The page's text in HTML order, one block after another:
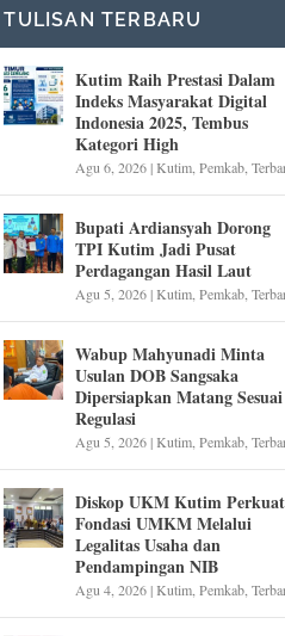
TULISAN TERBARU
Kutim Raih Prestasi Dalam
Indeks Masyarakat Digital
Indonesia 2025, Tembus
Kategori High
Agu 6, 2026|Kutim,Pemkab,
Bupati Ardiansyah Dorong
TPI Kutim Jadi Pusat
Perdagangan Hasil Laut
Agu 5, 2026|Kutim,Pemkab,
Wabup Mahyunadi Minta
Usulan DOB Sangsaka
Dipersiapkan Matang Sesuai
Regulasi
Agu 5, 2026|Kutim,Pemkab,
Diskop UKM Kutim Perkuat
Fondasi UMKM Melalui
Legalitas Usaha dan
Pendampingan NIB
Agu 4, 2026|Kutim,Pemkab,